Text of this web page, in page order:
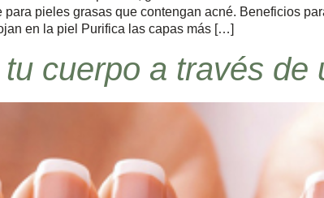
pieles grasas que contengan acné. Beneficios
en la piel Purifica las capas más […]
cuerpo a través de